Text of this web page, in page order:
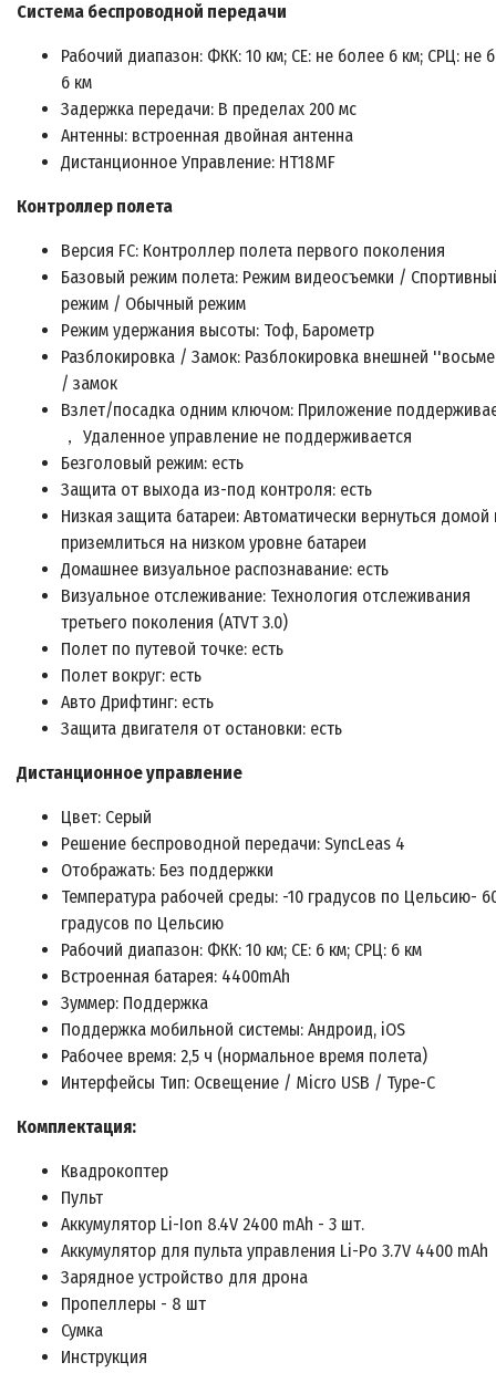
Система беспроводной передачи
Рабочий диапазон: ФКК: 10 км; CE: не более 6 км; СРЦ: не
6 км
Задержка передачи: В пределах 200 мс
Антенны: встроенная двойная антенна
Дистанционное Управление: HT18MF
Контроллер полета
Версия FC: Контроллер полета первого поколения
Базовый режим полета: Режим видеосъемки /
режим / Обычный режим
Режим удержания высоты: Тоф, Барометр
Разблокировка / Замок: Разблокировка внешней
/ замок
Взлет/посадка одним ключом: Приложение
， Удаленное управление не поддерживается
Безголовый режим: есть
Защита от выхода из-под контроля: есть
Низкая защита батареи: Автоматически вернуться домой
приземлиться на низком уровне батареи
Домашнее визуальное распознавание: есть
Визуальное отслеживание: Технология отслеживания
третьего поколения (ATVT 3.0)
Полет по путевой точке: есть
Полет вокруг: есть
Авто Дрифтинг: есть
Защита двигателя от остановки: есть
Дистанционное управление
Цвет: Серый
Решение беспроводной передачи: SyncLeas 4
Отображать: Без поддержки
Температура рабочей среды: -10 градусов по Цельсию-
градусов по Цельсию
Рабочий диапазон: ФКК: 10 км; CE: 6 км; СРЦ: 6 км
Встроенная батарея: 4400mAh
Зуммер: Поддержка
Поддержка мобильной системы: Андроид, iOS
Рабочее время: 2,5 ч (нормальное время полета)
Интерфейсы Тип: Освещение / Micro USB / Type-C
Комплектация:
Квадрокоптер
Пульт
Аккумулятор Li-Ion 8.4V 2400 mAh - 3 шт.
Аккумулятор для пульта управления Li-Po 3.7V 4400 mAh
Зарядное устройство для дрона
Пропеллеры - 8 шт
Сумка
Инструкция